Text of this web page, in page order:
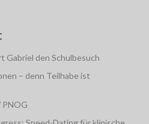
Gabriel den Schulbesuch
– denn Teilhabe ist